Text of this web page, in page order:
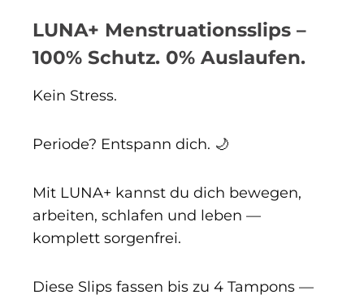
LUNA+ Menstruationsslips –
100% Schutz. 0% Auslaufen.
Kein Stress.
Periode? Entspann dich. 🌙
Mit LUNA+ kannst du dich bewegen,
arbeiten, schlafen und leben —
komplett sorgenfrei.
Diese Slips fassen bis zu 4 Tampons —